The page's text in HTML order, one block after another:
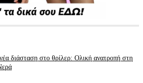
διάσταση στο θρίλερ: Ολική ανατροπή στη